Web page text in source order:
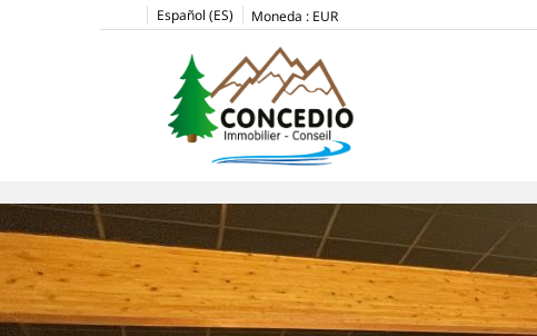
Español (ES) Moneda : EUR